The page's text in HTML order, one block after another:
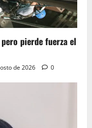
pierde fuerza el
de 2026 0